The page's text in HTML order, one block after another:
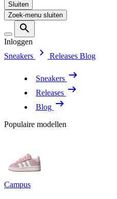
Sluiten
Zoek-menu sluiten
Inloggen
Sneakers
Releases Blog
Sneakers
Releases
Blog
Populaire modellen
Campus